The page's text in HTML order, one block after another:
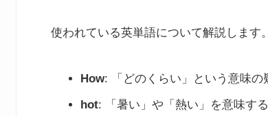
使われている英単語について解説します。
How: 「どのくらい」という意味の
hot: 「暑い」や「熱い」を意味する